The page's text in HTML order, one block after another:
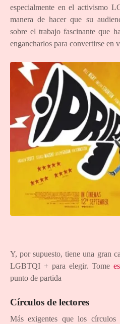
especialmente en el activismo
manera de hacer que su
sobre el trabajo fascinante que
engancharlos para convertirse en
Y, por supuesto, tiene una gran
LGBTQI + para elegir. Tome
punto de partida
Círculos de lectores
Más exigentes que los